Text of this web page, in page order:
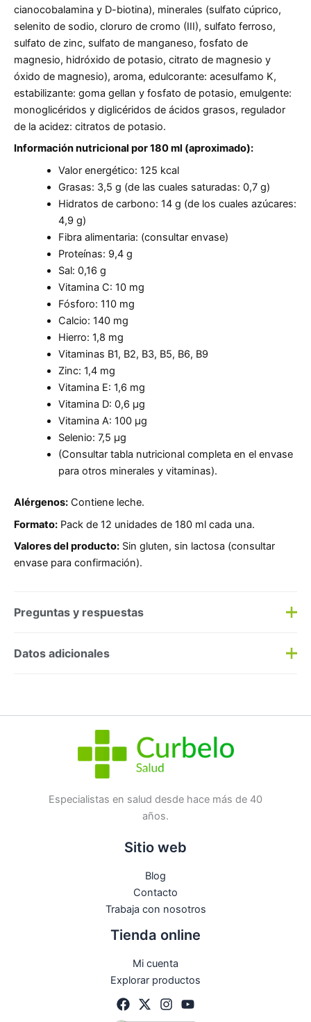
cianocobalamina y D-biotina), minerales (sulfato cúprico,
selenito de sodio, cloruro de cromo (III), sulfato ferroso,
sulfato de zinc, sulfato de manganeso, fosfato de
magnesio, hidróxido de potasio, citrato de magnesio y
óxido de magnesio), aroma, edulcorante: acesulfamo K,
estabilizante: goma gellan y fosfato de potasio, emulgente:
monoglicéridos y diglicéridos de ácidos grasos, regulador
de la acidez: citratos de potasio.
Información nutricional por 180 ml (aproximado):
Valor energético: 125 kcal
Grasas: 3,5 g (de las cuales saturadas: 0,7 g)
Hidratos de carbono: 14 g (de los cuales azúcares:
4,9 g)
Fibra alimentaria: (consultar envase)
Proteínas: 9,4 g
Sal: 0,16 g
Vitamina C: 10 mg
Fósforo: 110 mg
Calcio: 140 mg
Hierro: 1,8 mg
Vitaminas B1, B2, B3, B5, B6, B9
Zinc: 1,4 mg
Vitamina E: 1,6 mg
Vitamina D: 0,6 μg
Vitamina A: 100 μg
Selenio: 7,5 μg
(Consultar tabla nutricional completa en el envase
para otros minerales y vitaminas).
Alérgenos: Contiene leche.
Formato: Pack de 12 unidades de 180 ml cada una.
Valores del producto: Sin gluten, sin lactosa (consultar
envase para confirmación).
Preguntas y respuestas
Preguntas y respuestas
No hay preguntas todavía
Datos adicionales
Especialistas en salud desde hace más de 40
años.
Sitio web
Blog
Contacto
Trabaja con nosotros
Tienda online
Mi cuenta
Explorar productos